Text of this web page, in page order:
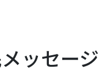
ッセージ